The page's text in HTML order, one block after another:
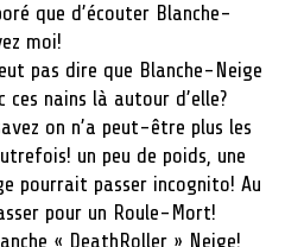
que d’écouter Blanche-
moi!
pas dire que Blanche-Neige
nains là autour d’elle?
on n’a peut-être plus les
un peu de poids, une
pourrait passer incognito! Au
pour un Roule-Mort!
« DeathRoller » Neige!